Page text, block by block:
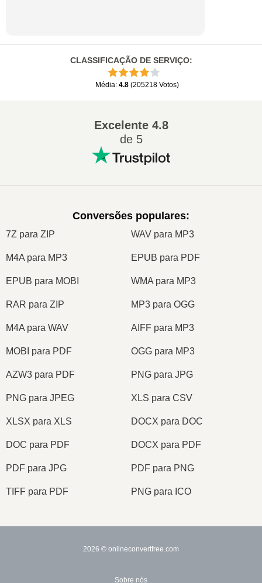
CLASSIFICAÇÃO DE SERVIÇO:
Média: 4.8 (205218 Votos)
Excelente4.8
de 5
Conversões populares:
7Z para ZIP WAV para MP3
M4A para MP3 EPUB para PDF
EPUB para MOBI WMA para MP3
RAR para ZIP MP3 para OGG
M4A para WAV AIFF para MP3
MOBI para PDF OGG para MP3
AZW3 para PDF PNG para JPG
PNG para JPEG XLS para CSV
XLSX para XLS DOCX para DOC
DOC para PDF DOCX para PDF
PDF para JPG PDF para PNG
TIFF para PDF PNG para ICO
2026 © onlineconvertfree.com
Sobre nós